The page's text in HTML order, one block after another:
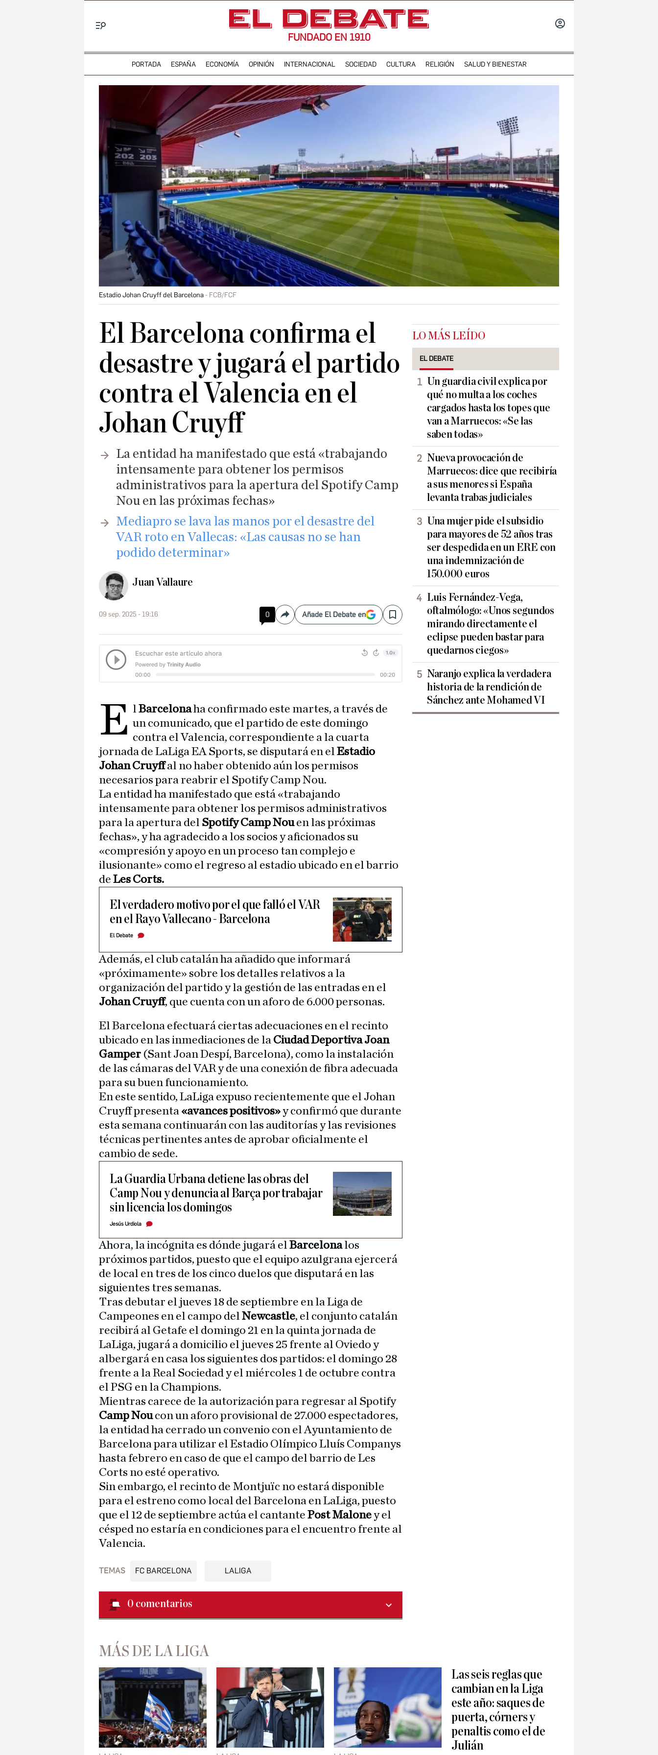
FUNDADO EN 1910
PORTADA ESPAÑA ECONOMÍA OPINIÓN INTERNACIONAL SOCIEDAD CULTURA RELIGIÓN SALUD Y BIENESTAR
Estadio Johan Cruyff del Barcelona FCB/FCF
El Barcelona confirma el
desastre y jugará el partido
contra el Valencia en el
Johan Cruyff
La entidad ha manifestado que está «trabajando
intensamente para obtener los permisos
administrativos para la apertura del Spotify Camp
Nou en las próximas fechas»
Mediapro se lava las manos por el desastre del
VAR roto en Vallecas: «Las causas no se han
podido determinar»
Juan Vallaure
09 sep. 2025 - 19:16 0 CompartirAñade El Debate en Save
E lBarcelonaha confirmado este martes, a través de
un comunicado, que el partido de este domingo
contra el Valencia, correspondiente a la cuarta
jornada de LaLiga EA Sports, se disputará en el Estadio
Johan Cruyffal no haber obtenido aún los permisos
necesarios para reabrir el Spotify Camp Nou.
La entidad ha manifestado que está «trabajando
intensamente para obtener los permisos administrativos
para la apertura del Spotify Camp Nouen las próximas
fechas», y ha agradecido a los socios y aficionados su
«compresión y apoyo en un proceso tan complejo e
ilusionante» como el regreso al estadio ubicado en el barrio
de Les Corts.
El verdadero motivo por el que falló el VAR
en el Rayo Vallecano - Barcelona
El Debate
Además, el club catalán ha añadido que informará
«próximamente» sobre los detalles relativos a la
organización del partido y la gestión de las entradas en el
Johan Cruyff, que cuenta con un aforo de 6.000 personas.
El Barcelona efectuará ciertas adecuaciones en el recinto
ubicado en las inmediaciones de la Ciudad Deportiva Joan
Gamper (Sant Joan Despí, Barcelona), como la instalación
de las cámaras del VAR y de una conexión de fibra adecuada
para su buen funcionamiento.
En este sentido, LaLiga expuso recientemente que el Johan
Cruyff presenta «avances positivos»y confirmó que durante
esta semana continuarán con las auditorías y las revisiones
técnicas pertinentes antes de aprobar oficialmente el
cambio de sede.
La Guardia Urbana detiene las obras del
Camp Nou y denuncia al Barça por trabajar
sin licencia los domingos
Jesús Urdiola
Ahora, la incógnita es dónde jugará el Barcelonalos
próximos partidos, puesto que el equipo azulgrana ejercerá
de local en tres de los cinco duelos que disputará en las
siguientes tres semanas.
Tras debutar el jueves 18 de septiembre en la Liga de
Campeones en el campo del Newcastle, el conjunto catalán
recibirá al Getafe el domingo 21 en la quinta jornada de
LaLiga, jugará a domicilio el jueves 25 frente al Oviedo y
albergará en casa los siguientes dos partidos: el domingo 28
frente a la Real Sociedad y el miércoles 1 de octubre contra
el PSG en la Champions.
Mientras carece de la autorización para regresar al Spotify
Camp Noucon un aforo provisional de 27.000 espectadores,
la entidad ha cerrado un convenio con el Ayuntamiento de
Barcelona para utilizar el Estadio Olímpico Lluís Companys
hasta febrero en caso de que el campo del barrio de Les
Corts no esté operativo.
Sin embargo, el recinto de Montjuïc no estará disponible
para el estreno como local del Barcelona en LaLiga, puesto
que el 12 de septiembre actúa el cantante Post Maloney el
césped no estaría en condiciones para el encuentro frente al
Valencia.
TEMAS FC BARCELONA LALIGA
0 comentarios
LO MÁS LEÍDO
EL DEBATE
Un guardia civil explica por
qué no multa a los coches
cargados hasta los topes que
van a Marruecos: «Se las
saben todas»
Nueva provocación de
Marruecos: dice que recibiría
a sus menores si España
levanta trabas judiciales
Una mujer pide el subsidio
para mayores de 52 años tras
ser despedida en un ERE con
una indemnización de
150.000 euros
Luis Fernández-Vega,
oftalmólogo: «Unos segundos
mirando directamente el
eclipse pueden bastar para
quedarnos ciegos»
Naranjo explica la verdadera
historia de la rendición de
Sánchez ante Mohamed VI
MÁS DE LA LIGA
Las seis reglas que
cambian en la Liga
este año: saques de
puerta, córners y
penaltis como el de
Julián